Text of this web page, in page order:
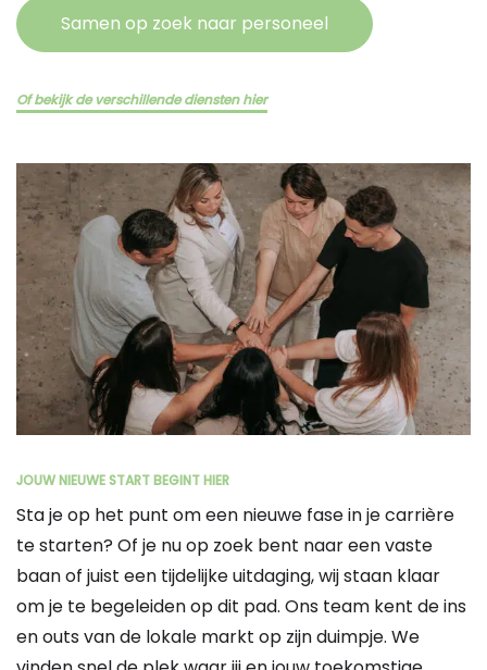
Samen op zoek naar personeel
Of bekijk de verschillende diensten hier
JOUW NIEUWE START BEGINT HIER
Sta je op het punt om een nieuwe fase in je carrière
te starten? Of je nu op zoek bent naar een vaste
baan of juist een tijdelijke uitdaging, wij staan klaar
om je te begeleiden op dit pad. Ons team kent de ins
en outs van de lokale markt op zijn duimpje. We